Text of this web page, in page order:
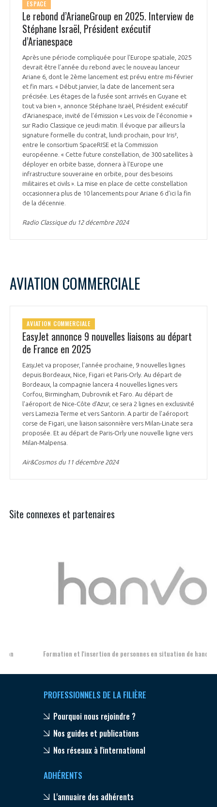
ESPACE
Le rebond d’ArianeGroup en 2025. Interview de
Stéphane Israël, Président exécutif
d’Arianespace
Après une période compliquée pour l’Europe spatiale, 2025
devrait être l’année du rebond avec le nouveau lanceur
Ariane 6, dont le 2ème lancement est prévu entre mi-février
et fin mars. « Début janvier, la date de lancement sera
précisée. Les étages de la fusée sont arrivés en Guyane et
tout va bien », annonce Stéphane Israël, Président exécutif
d’Arianespace, invité de l’émission « Les voix de l’économie »
sur Radio Classique ce jeudi matin. Il évoque par ailleurs la
signature formelle du contrat, lundi prochain, pour Iris²,
entre le consortium SpaceRISE et la Commission
européenne. « Cette future constellation, de 300 satellites à
déployer en orbite basse, donnera à l’Europe une
infrastructure souveraine en orbite, pour des besoins
militaires et civils ». La mise en place de cette constellation
occasionnera plus de 10 lancements pour Ariane 6 d’ici la fin
de la décennie.
Radio Classique du 12 décembre 2024
AVIATION COMMERCIALE
AVIATION COMMERCIALE
EasyJet annonce 9 nouvelles liaisons au départ
de France en 2025
EasyJet va proposer, l'année prochaine, 9 nouvelles lignes
depuis Bordeaux, Nice, Figari et Paris-Orly. Au départ de
Bordeaux, la compagnie lancera 4 nouvelles lignes vers
Corfou, Birmingham, Dubrovnik et Faro. Au départ de
l'aéroport de Nice-Côte d'Azur, ce sera 2 lignes en exclusivité
vers Lamezia Terme et vers Santorin. A partir de l'aéroport
corse de Figari, une liaison saisonnière vers Milan-Linate sera
proposée. Et au départ de Paris-Orly une nouvelle ligne vers
Milan-Malpensa.
Air&Cosmos du 11 décembre 2024
Site connexes et partenaires
Formation et l'insertion de personnes en situation de handicap
PROFESSIONNELS DE LA FILIÈRE
Pourquoi nous rejoindre ?
Nos guides et publications
Nos réseaux à l'international
ADHÉRENTS
L'annuaire des adhérents